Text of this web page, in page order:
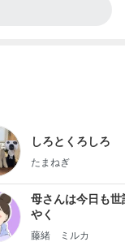
しろとくろしろ
たまねぎ
母さんは今日も世
やく
藤緒 ミルカ